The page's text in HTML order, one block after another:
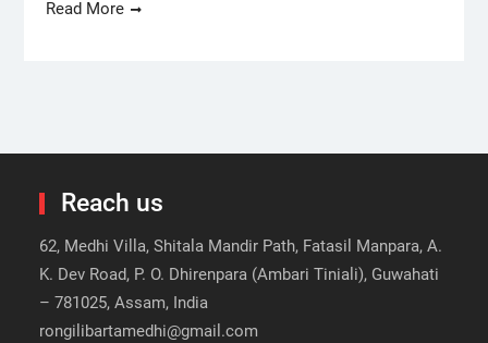
Read More
Reach us
62, Medhi Villa, Shitala Mandir Path, Fatasil Manpara, A.
K. Dev Road, P. O. Dhirenpara (Ambari Tiniali), Guwahati
– 781025, Assam, India
rongilibartamedhi@gmail.com